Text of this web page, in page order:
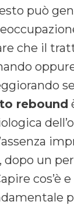
può
che il
rebound
un
cos’è